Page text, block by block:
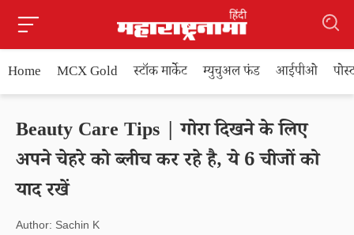
Home MCX Gold स्टॉक मार्केट म्युचुअल फंड आईपीओ
Beauty Care Tips | गोरा दिखने के लिए
अपने चेहरे को ब्लीच कर रहे है, ये 6 चीजों को
याद रखें
Author: Sachin K